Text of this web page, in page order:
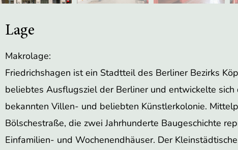
Lage
Makrolage:
Friedrichshagen ist ein Stadtteil des Berliner Bezirks
beliebtes Ausflugsziel der Berliner und entwickelte
bekannten Villen- und beliebten Künstlerkolonie.
Bölschestraße, die zwei Jahrhunderte Baugeschichte
Einfamilien- und Wochenendhäuser. Der